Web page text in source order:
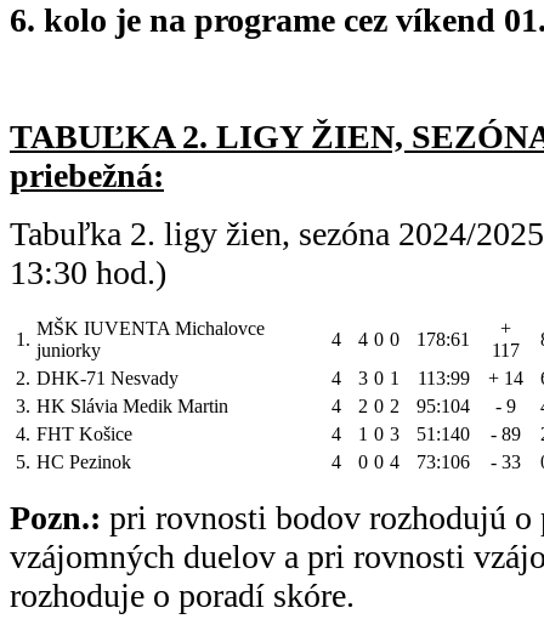
6. kolo je na programe cez víkend
TABUĽKA 2. LIGY ŽIEN,
priebežná:
Tabuľka 2. ligy žien, sezóna 2024/
13:30 hod.)
1.
MŠK IUVENTA Michalovce
juniorky
4 4 0 0 178:61
+
117
2. DHK-71 Nesvady 4 3 0 1 113:99 + 14
3. HK Slávia Medik Martin 4 2 0 2 95:104 - 9
4. FHT Košice 4 1 0 3 51:140 - 89
5. HC Pezinok 4 0 0 4 73:106 - 33
Pozn.: pri rovnosti bodov rozhodujú o
vzájomných duelov a pri rovnosti
rozhoduje o poradí skóre.